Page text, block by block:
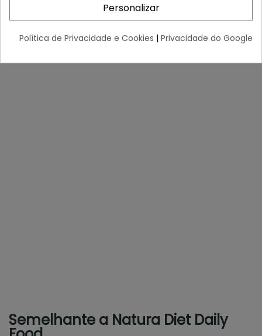
Óptima actividade muscular
Semelhante a Natura Diet Daily
Personalizar
Política de Privacidade e Cookies | Privacidade do Google